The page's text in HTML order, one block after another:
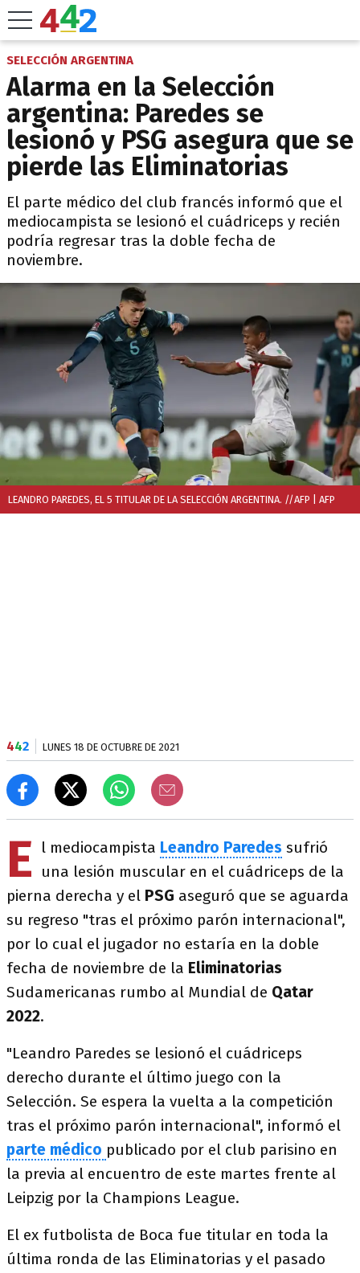
SELECCIÓN ARGENTINA
Alarma en la Selección
argentina: Paredes se
lesionó y PSG asegura que se
pierde las Eliminatorias
El parte médico del club francés informó que el
mediocampista se lesionó el cuádriceps y recién
podría regresar tras la doble fecha de
noviembre.
LEANDRO PAREDES, EL 5 TITULAR DE LA SELECCIÓN ARGENTINA. //AFP | AFP
442 LUNES 18 DE OCTUBRE DE 2021
E l mediocampista Leandro Paredes sufrió
una lesión muscular en el cuádriceps de la
pierna derecha y el PSG aseguró que se aguarda
su regreso "tras el próximo parón internacional",
por lo cual el jugador no estaría en la doble
fecha de noviembre de la Eliminatorias
Sudamericanas rumbo al Mundial de Qatar
2022.
"Leandro Paredes se lesionó el cuádriceps
derecho durante el último juego con la
Selección. Se espera la vuelta a la competición
tras el próximo parón internacional", informó el
parte médico publicado por el club parisino en
la previa al encuentro de este martes frente al
Leipzig por la Champions League.
El ex futbolista de Boca fue titular en toda la
última ronda de las Eliminatorias y el pasado